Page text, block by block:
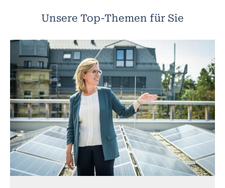
Unsere Top-Themen für Sie